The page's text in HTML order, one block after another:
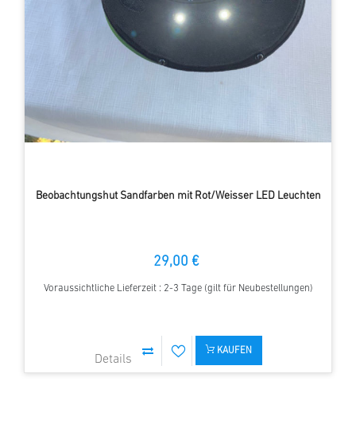
Beobachtungshut Sandfarben mit Rot/Weisser LED Leuchten
29,00 €
Voraussichtliche Lieferzeit : 2-3 Tage (gilt für Neubestellungen)
KAUFEN